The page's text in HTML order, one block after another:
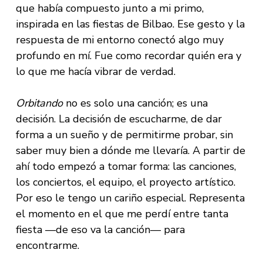
que había compuesto junto a mi primo,
inspirada en las fiestas de Bilbao. Ese gesto y la
respuesta de mi entorno conectó algo muy
profundo en mí. Fue como recordar quién era y
lo que me hacía vibrar de verdad.
Orbitandono es solo una canción; es una
decisión. La decisión de escucharme, de dar
forma a un sueño y de permitirme probar, sin
saber muy bien a dónde me llevaría. A partir de
ahí todo empezó a tomar forma: las canciones,
los conciertos, el equipo, el proyecto artístico.
Por eso le tengo un cariño especial. Representa
el momento en el que me perdí entre tanta
fiesta —de eso va la canción— para
encontrarme.